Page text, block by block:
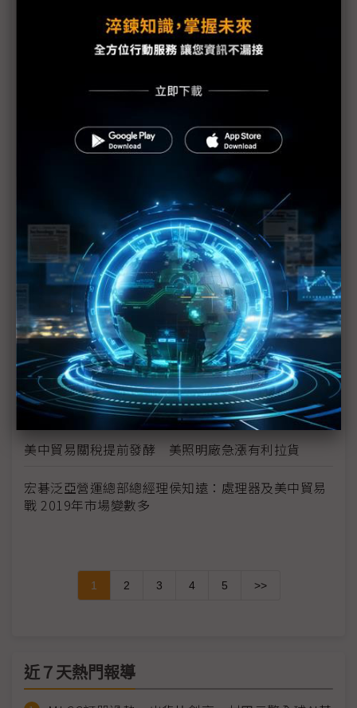
貿易戰迫廠商調整供應鏈 惟仍難割捨大陸市場
美中貿易戰歹戲拖棚 被動元件供應鏈壓力漸增
美中貿易戰掀波瀾 iPhone生產線恐搬河內
SCREEN大陸設備廠完工 憂貿易戰波及
G20川習會前放話再課關稅 一窺川普豪賭的邊緣政
川普不排除全面開徵所有輸美陸貨關稅 iPhone、
CPU、記憶體等科技產品恐難倖免
台積電魏哲家：美中貿易戰衝擊所有產業
美中貿易戰掀台商回流潮 整建廠照明需求2019年下
半發酵
迴避貿易戰風險 日本Nekist朝緬甸發展
美中貿易戰延燒 Faraday Future也成焦點
美中貿易關稅提前發酵 美照明廠急漲有利拉貨
宏碁泛亞營運總部總經理侯知遠：處理器及美中貿易
戰 2019年市場變數多
1 2 3 4 5 >>
近７天熱門報導